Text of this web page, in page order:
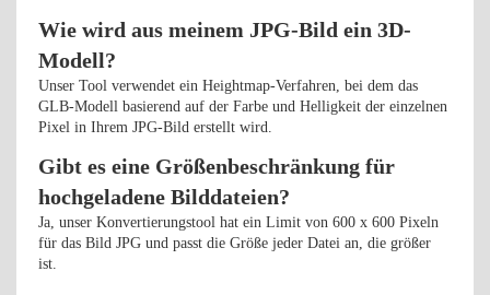
Wie wird aus meinem JPG-Bild ein 3D-
Modell?
Unser Tool verwendet ein Heightmap-Verfahren, bei dem das
GLB-Modell basierend auf der Farbe und Helligkeit der einzelnen
Pixel in Ihrem JPG-Bild erstellt wird.
Gibt es eine Größenbeschränkung für
hochgeladene Bilddateien?
Ja, unser Konvertierungstool hat ein Limit von 600 x 600 Pixeln
für das Bild JPG und passt die Größe jeder Datei an, die größer
ist.